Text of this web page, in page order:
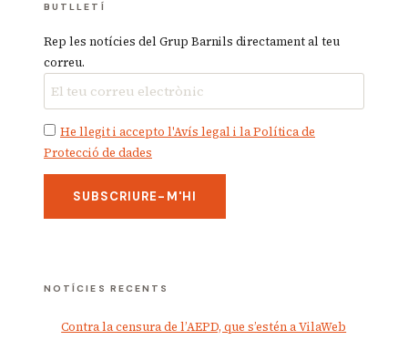
BUTLLETÍ
Rep les notícies del Grup Barnils directament al teu
correu.
He llegit i accepto l'Avís legal i la Política de
Protecció de dades
NOTÍCIES RECENTS
Contra la censura de l’AEPD, que s’estén a VilaWeb